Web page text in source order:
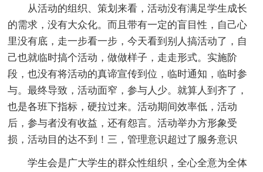
从活动的组织、策划来看，活动没有满足学生成长
的需求，没有大众化。而且带有一定的盲目性，自己心
里没有底，走一步看一步，今天看到别人搞活动了，自
己也就临时搞个活动，做做样子，走走形式。实施阶
段，也没有将活动的真谛宣传到位，临时通知，临时参
与。最终导致，活动面窄，参与人少。就算人到齐了，
也是各班下指标，硬拉过来。活动期间效率低，活动
后，参与者没有收益，还有怨言。活动举办方形象受
损，活动目的达不到！三，管理意识超过了服务意识
学生会是广大学生的群众性组织，全心全意为全体